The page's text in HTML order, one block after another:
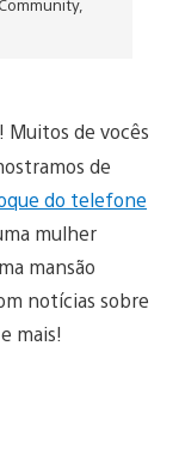
Muitos de vocês
de
do telefone
mulher
mansão
notícias sobre
mais!